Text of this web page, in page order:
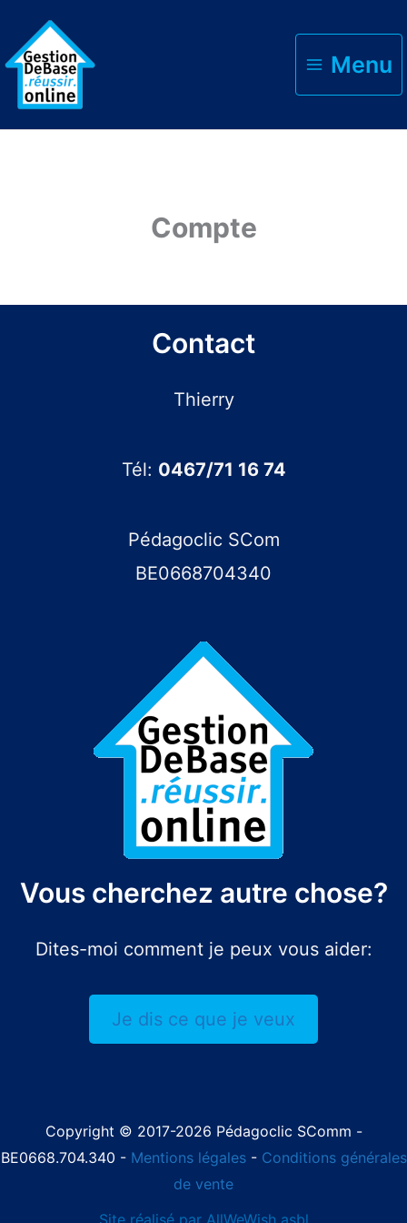
Menu
Accueil
Compte
Contact
Thierry
Tél: 0467/71 16 74
Pédagoclic SCom
BE0668704340
Vous cherchez autre chose?
Dites-moi comment je peux vous aider:
Je dis ce que je veux
Copyright © 2017-2026 Pédagoclic SComm -
BE0668.704.340 - Mentions légales- Conditions générales
de vente
Site réalisé par AllWeWish asbl